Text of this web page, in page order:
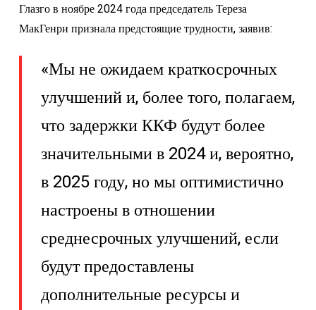
Глазго в ноябре 2024 года председатель Тереза
МакГенри признала предстоящие трудности, заявив:
«Мы не ожидаем краткосрочных
улучшений и, более того, полагаем,
что задержки ККФ будут более
значительными в 2024 и, вероятно,
в 2025 году, но мы оптимистично
настроены в отношении
среднесрочных улучшений, если
будут предоставлены
дополнительные ресурсы и